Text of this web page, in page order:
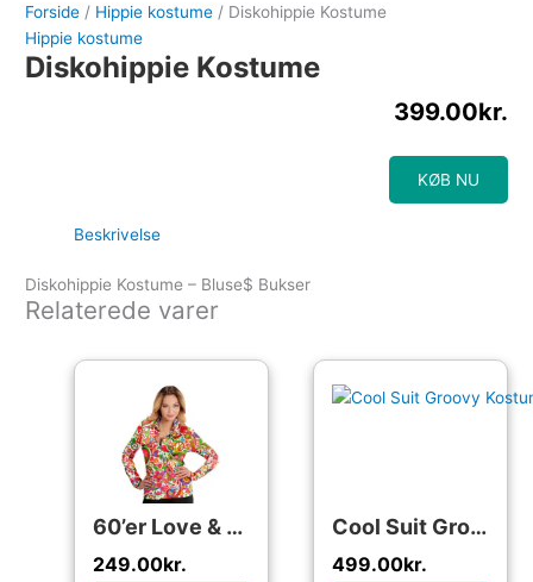
Forside / Hippie kostume / Diskohippie Kostume
Hippie kostume
Diskohippie Kostume
399.00kr.
KØB NU
Beskrivelse
Diskohippie Kostume – Bluse$ Bukser
Relaterede varer
60’er Love & Peace Skjorte
249.00kr.
Cool Suit Groovy Kostume
499.00kr.